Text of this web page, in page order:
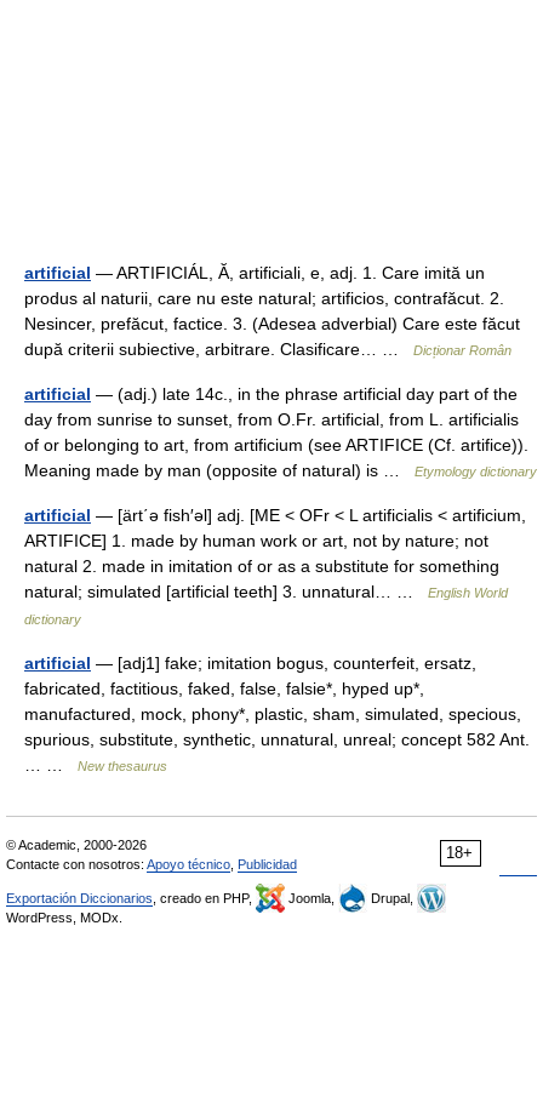
artificial — ARTIFICIÁL, Ă, artificiali, e, adj. 1. Care imită un
produs al naturii, care nu este natural; artificios, contrafăcut. 2.
Nesincer, prefăcut, factice. 3. (Adesea adverbial) Care este făcut
după criterii subiective, arbitrare. Clasificare… …
Dicționar Român
artificial — (adj.) late 14c., in the phrase artificial day part of the
day from sunrise to sunset, from O.Fr. artificial, from L. artificialis
of or belonging to art, from artificium (see ARTIFICE (Cf. artifice)).
Meaning made by man (opposite of natural) is …
Etymology dictionary
artificial — [ärt΄ə fish′əl] adj. [ME < OFr < L artificialis < artificium,
ARTIFICE] 1. made by human work or art, not by nature; not
natural 2. made in imitation of or as a substitute for something
natural; simulated [artificial teeth] 3. unnatural… …
English World
dictionary
artificial — [adj1] fake; imitation bogus, counterfeit, ersatz,
fabricated, factitious, faked, false, falsie*, hyped up*,
manufactured, mock, phony*, plastic, sham, simulated, specious,
spurious, substitute, synthetic, unnatural, unreal; concept 582 Ant.
New thesaurus
18+
© Academic, 2000-2026
Contacte con nosotros: Apoyo técnico Publicidad
Exportación Diccionarios , creado en PHP, Joomla,
Drupal,
WordPress, MODx.